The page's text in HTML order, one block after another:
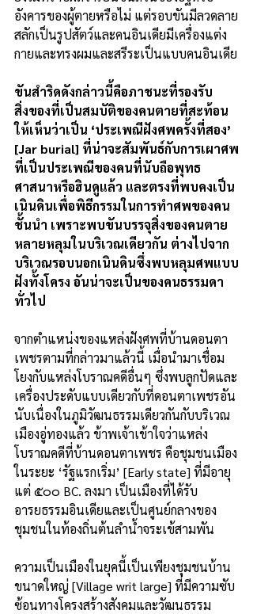
อังคารของผู้ตายหรือไม่ แต่รอบขันมีลวดลาย
สลักเป็นรูปสัตว์และคนอินเดียมีเครื่องแต่ง
กายและทรงผมและสรีระเป็นแบบคนอินเดีย
ขันสำริดดังกล่าวนี้คือภาชนะที่รองรับ
สิ่งของที่เป็นสมบัติของคนตายที่สะท้อน
ให้เห็นว่าเป็น ‘ประเพณีฝังศพครั้งที่สอง’
[Jar burial] ที่น่าจะสัมพันธ์กับการเผาศพ
ที่เป็นประเพณีของคนที่นับถือพุทธ
ศาสนาหรือฮินดูแล้ว และตรงที่พบคงเป็น
เนินดินเพื่อพิธีกรรมในการทำศพของคน
ชั้นนำ เพราะพบขันบรรจุสิ่งของคนตาย
หลายหลุมในบริเวณเดียวกัน ต่างไปจาก
บริเวณรอบนอกเนินดินซึ่งพบหลุมศพแบบ
ฝังทั้งโครง อันน่าจะเป็นของคนธรรมดา
ทั่วไป
จากตำแหน่งของแหล่งฝังศพที่บ้านดอนตา
เพชรตามที่กล่าวมาแล้วนี้ เมื่อนำมาเชื่อม
โยงกับแหล่งโบราณคดีอื่นๆ ซึ่งพบลูกปัดและ
เครื่องประดับแบบเดียวกับที่ดอนตาเพชรอัน
นับเนื่องในภูมิวัฒนธรรมเดียวกันกับบริเวณ
เมืองอู่ทองแล้ว ข้าพเจ้าเข้าใจว่าแหล่ง
โบราณคดีที่บ้านดอนตาเพชร คือชุมชนเมือง
ในระยะ ‘รัฐแรกเริ่ม’ [Early state] ที่มีอายุ
แต่ ๕๐๐ BC. ลงมา เป็นเมืองที่ได้รับ
อารยธรรมอินเดียและเป็นศูนย์กลางของ
ชุมชนในท้องถิ่นต้นลำน้ำจระเข้สามพัน
ความเป็นเมืองในยุคนี้เป็นเพียงชุมชนบ้าน
ขนาดใหญ่ [Village writ large] ที่มีความซับ
ซ้อนทางโครงสร้างสังคมและวัฒนธรรม